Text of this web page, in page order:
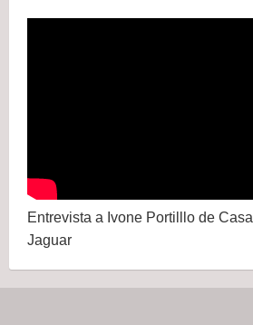
Entrevista a Ivone Portilllo de Casa
Jaguar